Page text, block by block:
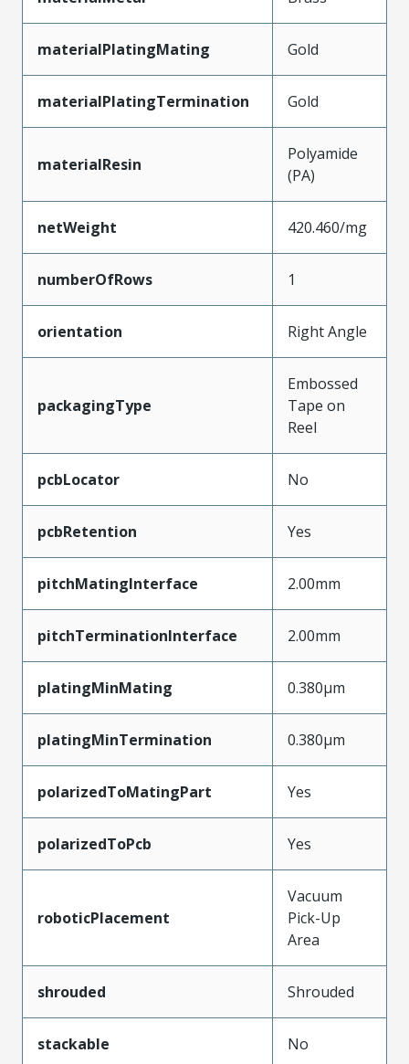
materialPlatingMating Gold
materialPlatingTermination Gold
materialResin
Polyamide
(PA)
netWeight 420.460/mg
numberOfRows 1
orientation Right Angle
packagingType
Embossed
Tape on
Reel
pcbLocator No
pcbRetention Yes
pitchMatingInterface 2.00mm
pitchTerminationInterface 2.00mm
platingMinMating 0.380µm
platingMinTermination 0.380µm
polarizedToMatingPart Yes
polarizedToPcb Yes
roboticPlacement
Vacuum
Pick-Up
Area
shrouded Shrouded
stackable No